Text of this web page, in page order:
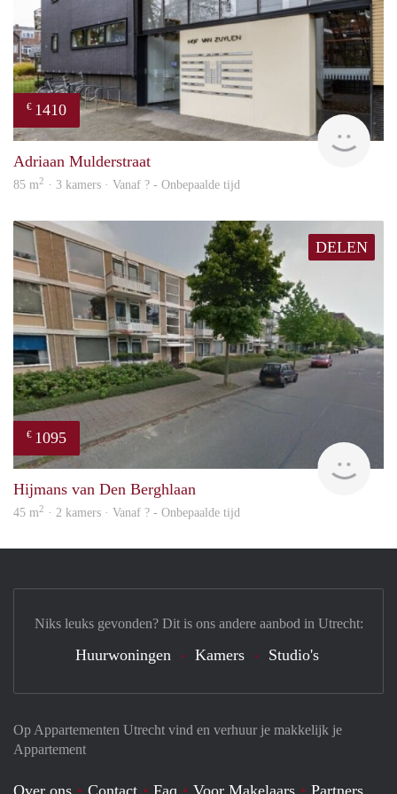
€ 1410
Adriaan Mulderstraat
85 m2 · 3 kamers · Vanaf ? - Onbepaalde tijd
DELEN
€ 1095
Hijmans van Den Berghlaan
45 m2 · 2 kamers · Vanaf ? - Onbepaalde tijd
Op Appartementen Utrecht vind en verhuur je makkelijk je
Appartement
Over ons Contact Faq Voor Makelaars Partners
Niks leuks gevonden? Dit is ons andere aanbod in Utrecht:
Huurwoningen Kamers Studio's